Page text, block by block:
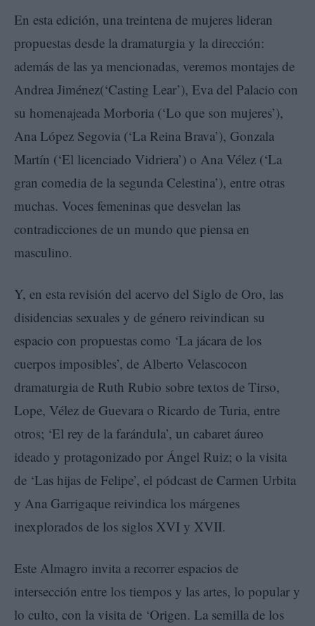
En esta edición, una treintena de mujeres lideran
propuestas desde la dramaturgia y la dirección:
además de las ya mencionadas, veremos montajes de
Andrea Jiménez(‘Casting Lear’), Eva del Palacio con
su homenajeada Morboria (‘Lo que son mujeres’),
Ana López Segovia (‘La Reina Brava’), Gonzala
Martín (‘El licenciado Vidriera’) o Ana Vélez (‘La
gran comedia de la segunda Celestina’), entre otras
muchas. Voces femeninas que desvelan las
contradicciones de un mundo que piensa en
masculino.
Y, en esta revisión del acervo del Siglo de Oro, las
disidencias sexuales y de género reivindican su
espacio con propuestas como ‘La jácara de los
cuerpos imposibles’, de Alberto Velascocon
dramaturgia de Ruth Rubio sobre textos de Tirso,
Lope, Vélez de Guevara o Ricardo de Turia, entre
otros; ‘El rey de la farándula’, un cabaret áureo
ideado y protagonizado por Ángel Ruiz; o la visita
de ‘Las hijas de Felipe’, el pódcast de Carmen Urbita
y Ana Garrigaque reivindica los márgenes
inexplorados de los siglos XVI y XVII.
Este Almagro invita a recorrer espacios de
intersección entre los tiempos y las artes, lo popular y
lo culto, con la visita de ‘Origen. La semilla de los